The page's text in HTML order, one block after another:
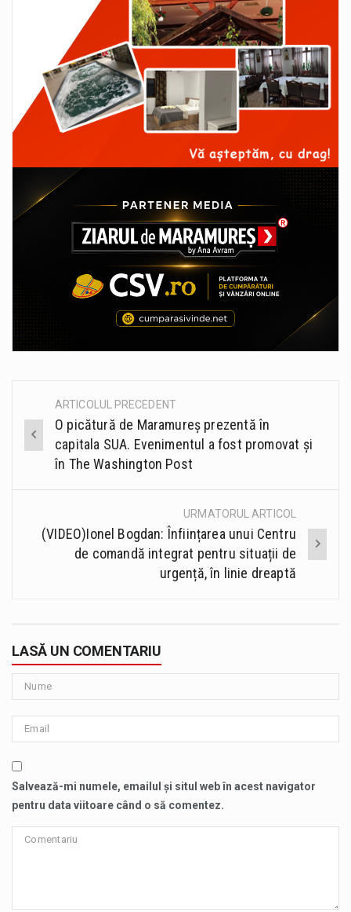
Post
navigation
ARTICOLUL PRECEDENT
O picătură de Maramureș prezentă în
capitala SUA. Evenimentul a fost promovat și
în The Washington Post
URMATORUL ARTICOL
(VIDEO)Ionel Bogdan: Înființarea unui Centru
de comandă integrat pentru situații de
urgență, în linie dreaptă
LASĂ UN COMENTARIU
Salvează-mi numele, emailul și situl web în acest navigator
pentru data viitoare când o să comentez.